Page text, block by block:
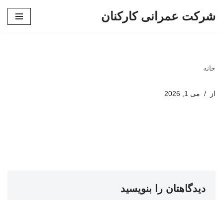
شرکت عمرانی کارکنان
خانه
از می 1, 2026
دیدگاهتان را بنویسید